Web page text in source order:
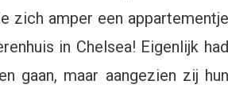
zich amper een appartementje
in Chelsea! Eigenlijk had
gaan, maar aangezien zij hun